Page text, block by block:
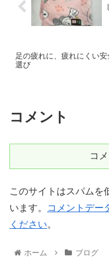
足の疲れに、疲れにくい
選び
コメント
コ
このサイトはスパムを
います。
コメントデー
ください。
ホーム ブログ